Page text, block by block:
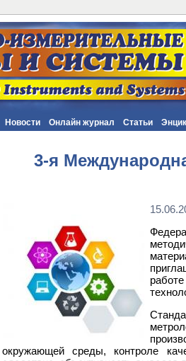
Новости Онлайн журнал Статьи
3-я
окружающей среды, контроле